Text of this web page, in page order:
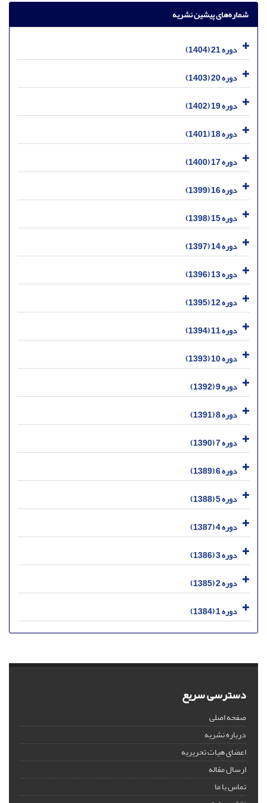
شماره‌های پیشین نشریه
دوره 21 (1404)
دوره 20 (1403)
دوره 19 (1402)
دوره 18 (1401)
دوره 17 (1400)
دوره 16 (1399)
دوره 15 (1398)
دوره 14 (1397)
دوره 13 (1396)
دوره 12 (1395)
دوره 11 (1394)
دوره 10 (1393)
دوره 9 (1392)
دوره 8 (1391)
دوره 7 (1390)
دوره 6 (1389)
دوره 5 (1388)
دوره 4 (1387)
دوره 3 (1386)
دوره 2 (1385)
دوره 1 (1384)
دسترسی سریع
صفحه اصلی
درباره نشریه
اعضای هیات تحریریه
ارسال مقاله
تماس با ما